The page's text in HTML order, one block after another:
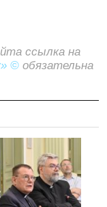
ссылка на
© обязательна